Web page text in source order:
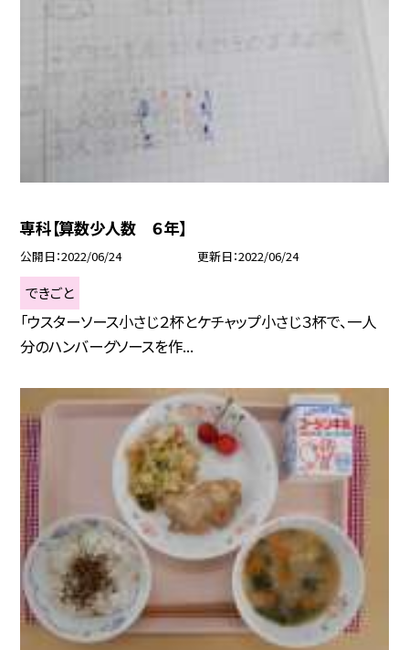
専科【算数少人数 ６年】
公開日 2022/06/24 更新日 2022/06/24
できごと
「ウスターソース小さじ２杯とケチャップ小さじ３杯で、一人
分のハンバーグソースを作...